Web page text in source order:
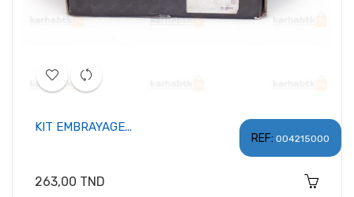
REF: 004215000
KIT EMBRAYAGE...
Prix
263,00 TND